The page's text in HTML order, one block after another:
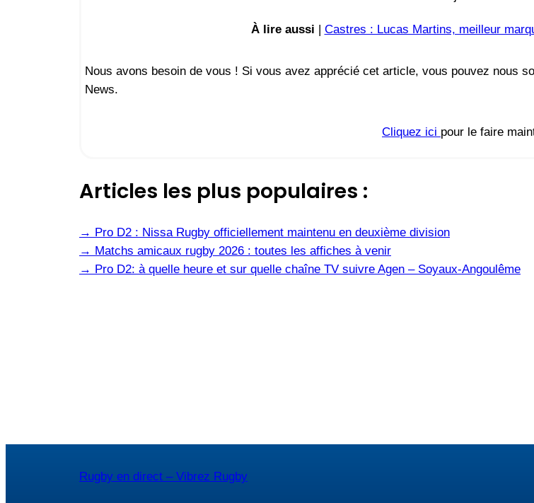
À lire aussi | Castres : Lucas Martins, meilleur
Nous avons besoin de vous ! Si vous avez apprécié cet article, vous pouvez nous
News.
Cliquez ici pour le faire
Articles les plus populaires :
→ Pro D2 : Nissa Rugby officiellement maintenu en deuxième division
→ Matchs amicaux rugby 2026 : toutes les affiches à venir
→ Pro D2: à quelle heure et sur quelle chaîne TV suivre Agen – Soyaux-Angoulême
Rugby en direct – Vibrez Rugby